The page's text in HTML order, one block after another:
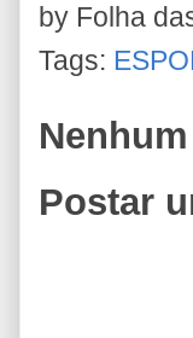
by Folha
Tags:
Postar